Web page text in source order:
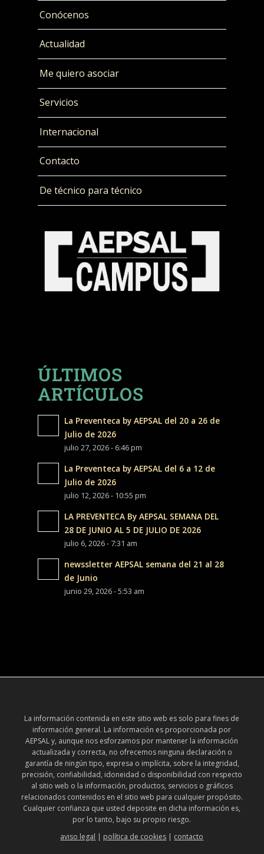
Conócenos
Actualidad
Me quiero asociar
Servicios
Internacional
Contacto
De técnico para técnico
ÚLTIMOS
ARTÍCULOS
La Preventeca by AEPSAL del 20 a 26 de
Julio de 2026
julio 27, 2026 - 6:46 pm
La Preventeca by AEPSAL del 6 a 12 de
Julio de 2026
julio 12, 2026 - 10:55 pm
LA PREVENTECA By AEPSAL SEMANA DEL
28 DE JUNIO AL 5 DE JULIO DE 2026
julio 6, 2026 - 7:31 am
newssletter AEPSAL semana del 21 al 28
de Junio
junio 29, 2026 - 5:53 am
La información contenida en este sitio web es solo para fines de
información general. La información es proporcionada por
AEPSAL y, aunque nos esforzamos por mantener la información
actualizada y correcta, no ofrecemos ninguna declaración o
garantía de ningún tipo, expresa o implícita, sobre la integridad,
precisión, confiabilidad, idoneidad o disponibilidad con respecto
al sitio web o la información, productos, servicios o gráficos
relacionados contenidos en el sitio web para cualquier propósito.
Cualquier confianza que usted deposite en dicha información es,
por lo tanto, bajo su propio riesgo.
aviso legal | política de cookies | contacto